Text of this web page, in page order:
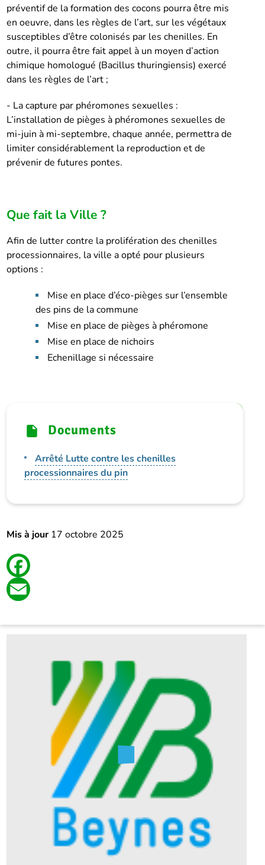
préventif de la formation des cocons pourra être mis
en oeuvre, dans les règles de l’art, sur les végétaux
susceptibles d’être colonisés par les chenilles. En
outre, il pourra être fait appel à un moyen d’action
chimique homologué (Bacillus thuringiensis) exercé
dans les règles de l’art ;
- La capture par phéromones sexuelles :
L’installation de pièges à phéromones sexuelles de
mi-juin à mi-septembre, chaque année, permettra de
limiter considérablement la reproduction et de
prévenir de futures pontes.
Que fait la Ville ?
Afin de lutter contre la prolifération des chenilles
processionnaires, la ville a opté pour plusieurs
options :
Mise en place d’éco-pièges sur l’ensemble
des pins de la commune
Mise en place de pièges à phéromone
Mise en place de nichoirs
Echenillage si nécessaire
Documents
Arrêté Lutte contre les chenilles
processionnaires du pin
Mis à jour 17 octobre 2025
Facebook